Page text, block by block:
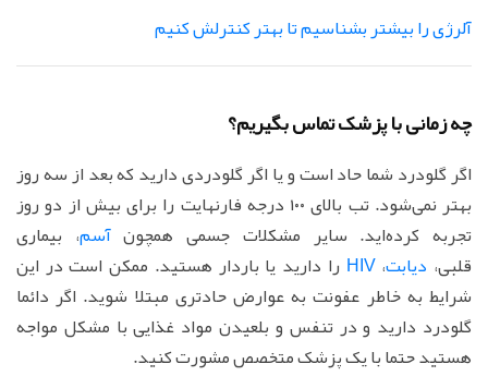
آلرژی را بیشتر بشناسیم تا بهتر کنترلش کنیم
چه زمانی با پزشک تماس بگیریم؟
اگر گلودرد شما حاد است و یا اگر گلودردی دارید که بعد از سه روز
بهتر نمی‌شود. تب بالای ۱۰۰ درجه فارنهایت را برای بیش از دو روز
تجربه کرده‌اید. سایر مشکلات جسمی همچونآسم، بیماری
قلبی، دیابت،HIV را دارید یا باردار هستید. ممکن است در این
شرایط به خاطر عفونت به عوارض حادتری مبتلا شوید. اگر دائما
گلودرد دارید و در تنفس و بلعیدن مواد غذایی با مشکل مواجه
هستید حتما با یک پزشک متخصص مشورت کنید.